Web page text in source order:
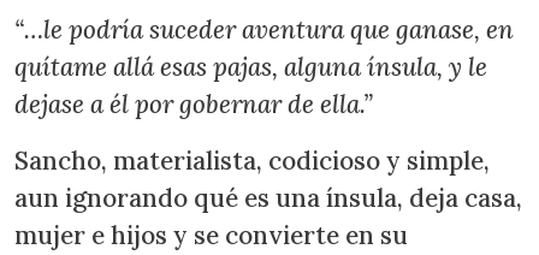
“…le podría suceder aventura que ganase, en
quítame allá esas pajas, alguna ínsula, y le
dejase a él por gobernar de ella.”
Sancho, materialista, codicioso y simple,
aun ignorando qué es una ínsula, deja casa,
mujer e hijos y se convierte en su